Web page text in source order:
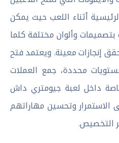
أثناء اللعب حيث يمكن
وألوان مختلفة كلما
إنجازات معينة. ويعتمد فتح
مستويات محددة، جمع العملات
داخل لعبة جيومتري داش
الاستمرار وتحسين مهاراتهم
التخصيص.